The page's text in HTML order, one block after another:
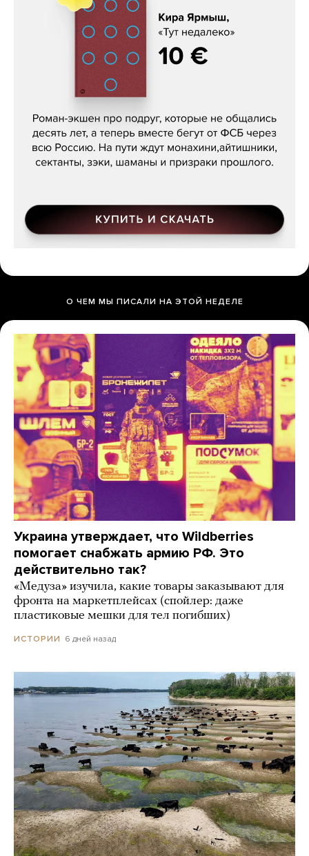
Кира Ярмыш, «Тут недалеко»
О ЧЕМ МЫ ПИСАЛИ НА ЭТОЙ НЕДЕЛЕ
Украина утверждает, что Wildberries
помогает снабжать армию РФ. Это
действительно так?
«Медуза» изучила, какие товары заказывают для
фронта на маркетплейсах (спойлер: даже
пластиковые мешки для тел погибших)
ИСТОРИИ 6 дней назад